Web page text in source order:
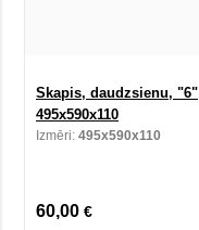
Skapis, daudzsienu, "6"
495x590x110
Izmēri: 495x590x110
60,00 €